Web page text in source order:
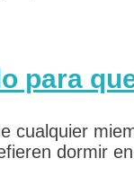
para
cualquier
dormir